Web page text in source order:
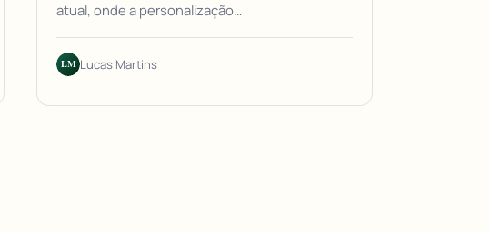
atual, onde a personalização…
LM Lucas Martins